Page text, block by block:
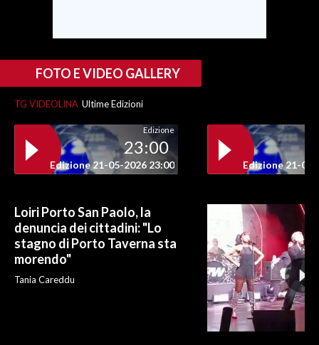
FOTO E VIDEO GALLERY
TG VIDEOLINA Ultime Edizioni
Edizione
23:00
Edizione 21-05-2026 23:00 Edizione 21-05-
Loiri Porto San Paolo, la
denuncia dei cittadini: "Lo
stagno di Porto Taverna sta
morendo"
Tania Careddu